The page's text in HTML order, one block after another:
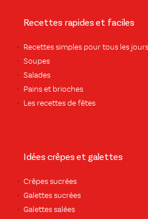
Recettes rapides et faciles
Recettes simples pour tous les jours
Soupes
Salades
Pains et brioches
Les recettes de fêtes
Idées crêpes et galettes
Crêpes sucrées
Galettes sucrées
Galettes salées